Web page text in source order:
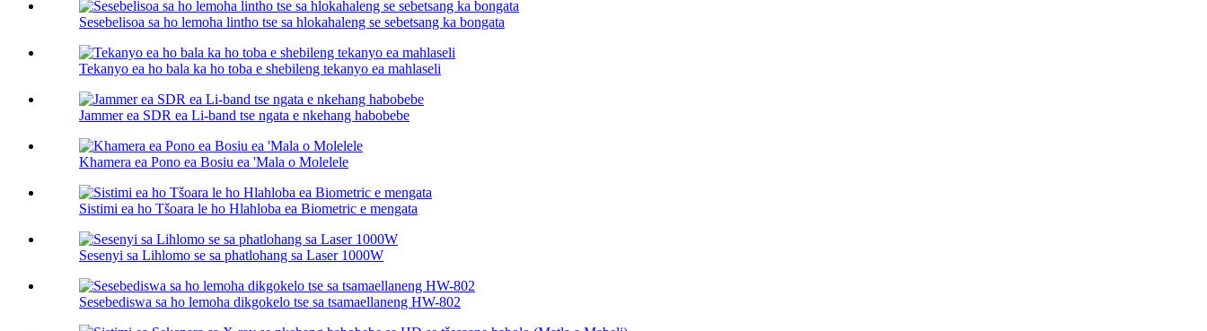
Sesebelisoa sa ho lemoha lintho tse sa hlokahaleng se sebetsang ka bongata
Tekanyo ea ho bala ka ho toba e shebileng tekanyo ea mahlaseli
Jammer ea SDR ea Li-band tse ngata e nkehang habobebe
Khamera ea Pono ea Bosiu ea 'Mala o Molelele
Sistimi ea ho Tšoara le ho Hlahloba ea Biometric e mengata
Sesenyi sa Lihlomo se sa phatlohang sa Laser 1000W
Sesebediswa sa ho lemoha dikgokelo tse sa tsamaellaneng HW-802